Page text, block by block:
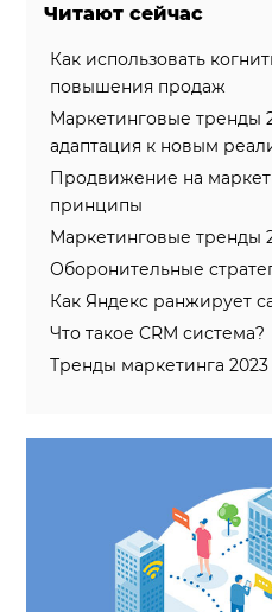
Читают сейчас
Как использовать
повышения продаж
Маркетинговые тренды
адаптация к новым
Продвижение на
принципы
Маркетинговые тренды
Оборонительные
Как Яндекс ранжирует
Что такое CRM система?
Тренды маркетинга